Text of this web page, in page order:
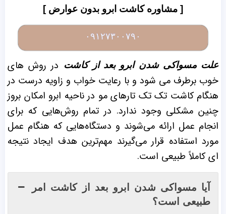
[ مشاوره کاشت ابرو بدون عوارض ]
۰۹۱۲۷۳۰۰۷۹۰
علت مسواکی شدن ابرو بعد از کاشت
در روش های
خوب برطرف می شود و با رعایت خواب و زاویه درست در
هنگام کاشت تک تک تارهای مو در ناحیه ابرو امکان بروز
چنین مشکلی وجود ندارد. در تمام روش‌هایی که برای
انجام عمل ارائه می‌شوند و دستگاه‌هایی که هنگام عمل
مورد استفاده قرار می‌گیرند مهم‌ترین هدف ایجاد نتیجه
ای کاملاً طبیعی است.
آیا مسواکی شدن ابرو بعد از کاشت امر
طبیعی است؟